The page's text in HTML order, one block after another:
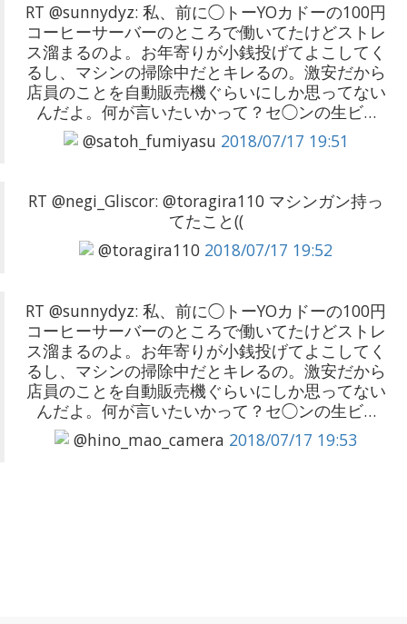
RT @sunnydyz: 私、前に◯トーYOカドーの100円
コーヒーサーバーのところで働いてたけどストレ
ス溜まるのよ。お年寄りが小銭投げてよこしてく
るし、マシンの掃除中だとキレるの。激安だから
店員のことを自動販売機ぐらいにしか思ってない
んだよ。何が言いたいかって？セ◯ンの生ビ…
@satoh_fumiyasu 2018/07/17 19:51
RT @negi_Gliscor: @toragira110 マシンガン持っ
てたこと((
@toragira110 2018/07/17 19:52
RT @sunnydyz: 私、前に◯トーYOカドーの100円
コーヒーサーバーのところで働いてたけどストレ
ス溜まるのよ。お年寄りが小銭投げてよこしてく
るし、マシンの掃除中だとキレるの。激安だから
店員のことを自動販売機ぐらいにしか思ってない
んだよ。何が言いたいかって？セ◯ンの生ビ…
@hino_mao_camera 2018/07/17 19:53